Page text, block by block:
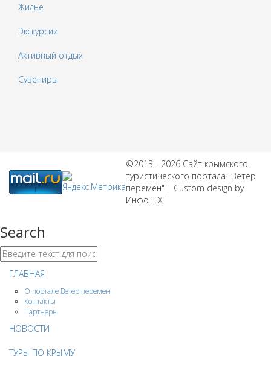
Жилье
Экскурсии
Активный отдых
Сувениры
©2013 - 2026 Сайт крымского
туристического портала "Ветер
перемен" | Custom design by
ИнфоТЕХ
Search
ГЛАВНАЯ
О портале Ветер перемен
Контакты
Партнеры
НОВОСТИ
ТУРЫ ПО КРЫМУ